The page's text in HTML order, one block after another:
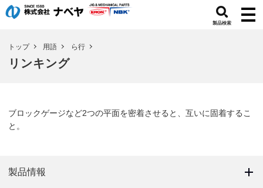
製品検索
トップ 用語 ら行
リンキング
ブロックゲージなど2つの平面を密着させると、互いに固着するこ
と。
製品情報